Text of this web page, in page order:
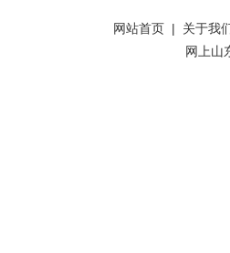
网站首页 | 关于我
网上山